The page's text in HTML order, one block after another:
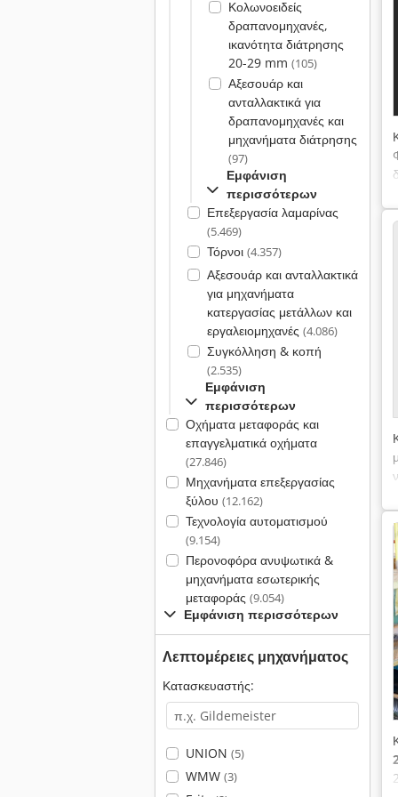
Κολωνοειδείς
δραπανομηχανές,
ικανότητα διάτρησης
20-29 mm (105)
Αξεσουάρ και
ανταλλακτικά για
δραπανομηχανές και
μηχανήματα διάτρησης
(97)
Εμφάνιση
περισσότερων
Επεξεργασία λαμαρίνας
(5.469)
Τόρνοι (4.357)
Αξεσουάρ και ανταλλακτικά
για μηχανήματα
κατεργασίας μετάλλων και
εργαλειομηχανές (4.086)
Συγκόλληση & κοπή
(2.535)
Εμφάνιση
περισσότερων
Οχήματα μεταφοράς και
επαγγελματικά οχήματα
(27.846)
Μηχανήματα επεξεργασίας
ξύλου (12.162)
Τεχνολογία αυτοματισμού
(9.154)
Περονοφόρα ανυψωτικά &
μηχανήματα εσωτερικής
μεταφοράς (9.054)
Εμφάνιση περισσότερων
Λεπτομέρειες μηχανήματος
Κατασκευαστής:
UNION (5)
WMW (3)